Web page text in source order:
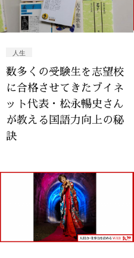
人生
数多くの受験生を志望校
に合格させてきたブイネ
ット代表・松永暢史さん
が教える国語力向上の秘
訣